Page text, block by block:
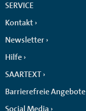
SERVICE
Kontakt
Newsletter
Hilfe
SAARTEXT
Barrierefreie Angebote
Social Media